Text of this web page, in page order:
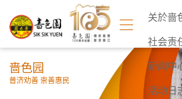
关於啬
社会责
新闻中
活动日
啬色园
普济劝善 崇善惠民